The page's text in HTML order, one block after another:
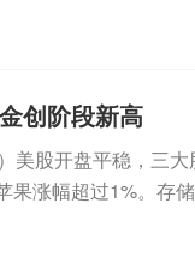
创阶段新高
美股开盘平稳，三
涨幅超过1%。存